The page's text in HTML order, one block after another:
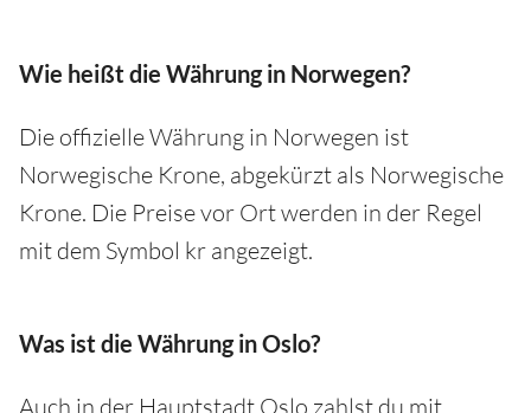
Wie heißt die Währung in Norwegen?
Die offizielle Währung in Norwegen ist
Norwegische Krone, abgekürzt als Norwegische
Krone. Die Preise vor Ort werden in der Regel
mit dem Symbol kr angezeigt.
Was ist die Währung in Oslo?
Auch in der Hauptstadt Oslo zahlst du mit